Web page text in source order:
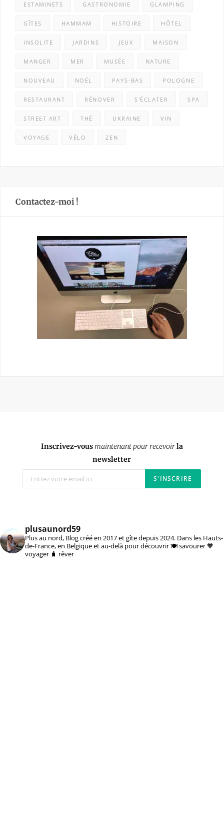
ESTAMINETS GASTRONOMIE GLAMPING
GÎTES HAMMAM HISTOIRE HÔTEL
INSOLITE JARDINS JEUX MAISON
MANGER MER MUSÉE NATURE
NOUVEAU NOËL PAYS-BAS POLOGNE
RESTAURANT RÉNOVER S'ÉCLATER SPA
STREET ART THÉ UKRAINE VIN
VOYAGE VÉLO ZEN
Contactez-moi !
Inscrivez-vousmaintenant pour recevoirla
newsletter
plusaunord59
Plus au nord, Blog créé en 2017 et gîte depuis 2024. Dans les Hauts-
de-France, en Belgique et au-delà pour découvrir 🍽️ savourer 🧡
voyager 🧳 rêver